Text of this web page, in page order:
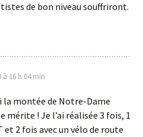
de bon niveau souffriront.
à 16 h 04 min
la montée de Notre-Dame
mérite ! Je l’ai réalisée 3 fois, 1
et 2 fois avec un vélo de route